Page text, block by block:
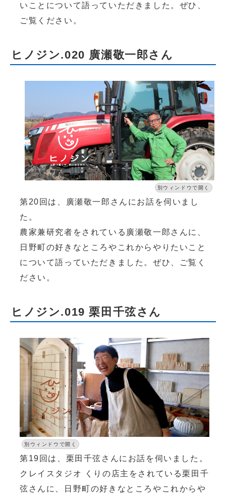
いことについて語っていただきました。ぜひ、
ご覧ください。
ヒノジン.020 廣瀬敬一郎さん
別ウィンドウで開く
第20回は、廣瀬敬一郎さんにお話を伺いまし
た。
農家兼研究者をされている廣瀬敬一郎さんに、
日野町の好きなところやこれからやりたいこと
について語っていただきました。ぜひ、ご覧く
ださい。
ヒノジン.019 栗田千弦さん
別ウィンドウで開く
第19回は、栗田千弦さんにお話を伺いました。
クレイスタジオ くりの店主をされている栗田千
弦さんに、日野町の好きなところやこれからや